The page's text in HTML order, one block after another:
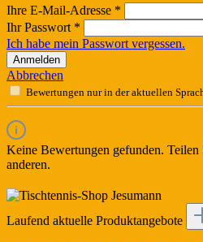
Ihre E-Mail-Adresse *
Ihr Passwort *
Ich habe mein Passwort vergessen.
Anmelden
Abbrechen
Bewertungen nur in der aktuellen
Keine Bewertungen gefunden.
anderen.
Laufend aktuelle Produktangebote